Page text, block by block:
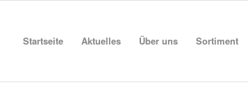
Startseite Aktuelles Über uns Sortiment